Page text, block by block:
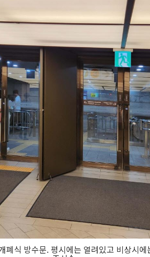
폐식 방수문. 평시에는 열려있고 비상시